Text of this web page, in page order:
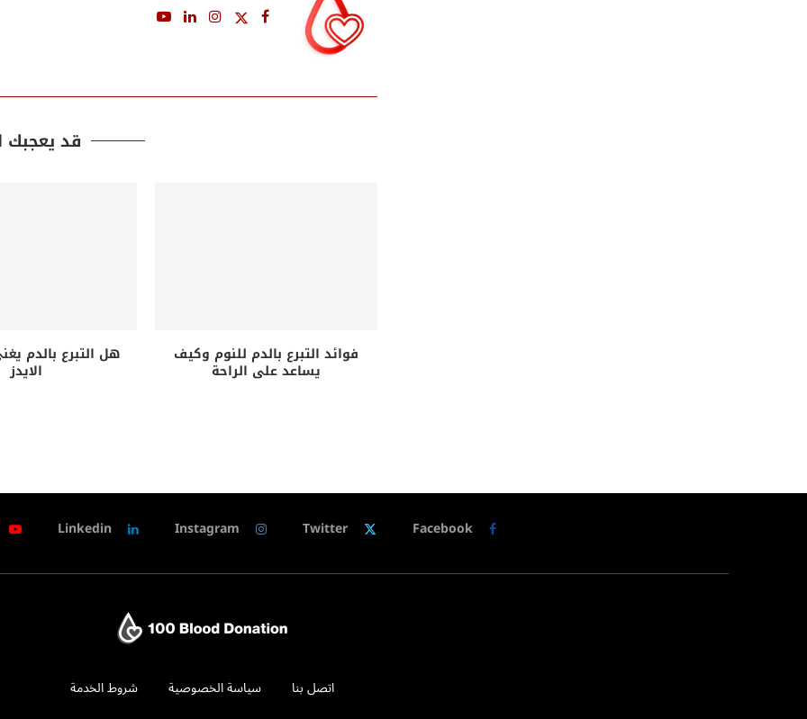
قد يعجبك
هل التبرع بالدم
الايدز
فوائد التبرع بالدم للنوم وكيف
يساعد على الراحة
Facebook
Twitter
Instagram
Linkedin
اتصل بنا سياسة الخصوصية شروط الخدمة